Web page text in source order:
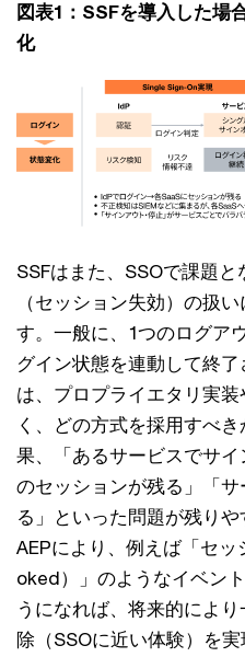
図表1：SSFを導入した場
化
SSFはまた、SSOで課題
（セッション失効）の扱
す。一般に、1つのログア
グイン状態を連動して終
は、プロプライエタリ実
く、どの方式を採用すべ
果、「あるサービスでサ
のセッションが残る」「
る」といった問題が残り
AEPにより、例えば「セ
oked）」のようなイベン
うになれば、将来的によ
除（SSOに近い体験）を